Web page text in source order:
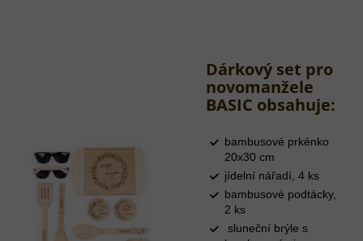
Dárkový set pro
novomanžele
BASIC obsahuje:
bambusové prkénko
20x30 cm
jídelní nářadí, 4 ks
bambusové podtácky,
2 ks
sluneční brýle s